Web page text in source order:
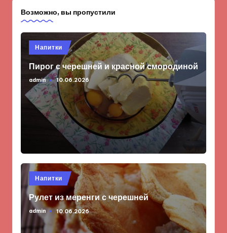
Возможно, вы пропустили
Опубликовано
в
Напитки
Пирог с черешней и красной смородиной
Запись
от
admin 10.06.2026
Опубликовано
в
Напитки
Рулет из меренги с черешней
Запись
admin 10.06.2026